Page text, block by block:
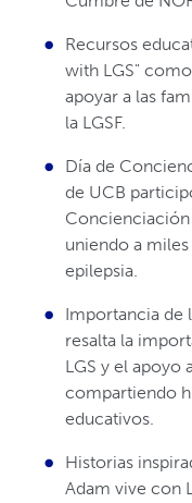
Recursos
with LGS"
apoyar a las
la LGSF.
Día de
de UCB
Concienciación
uniendo a
epilepsia.
Importancia de
resalta la
LGS y el apoyo
compartiendo
educativos.
Historias
Adam vive con